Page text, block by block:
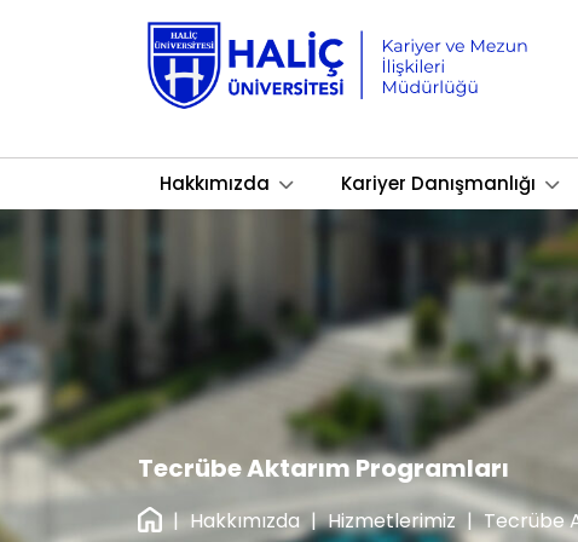
Hakkımızda Kariyer Danışmanlığı
Tecrübe Aktarım Programları
| Hakkımızda | Hizmetlerimiz | Tecrübe